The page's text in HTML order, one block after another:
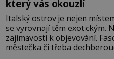
který vás okouzlí
Italský ostrov je nejen
se vyrovnají těm exotickým.
zajímavostí k objevování.
městečka či třeba